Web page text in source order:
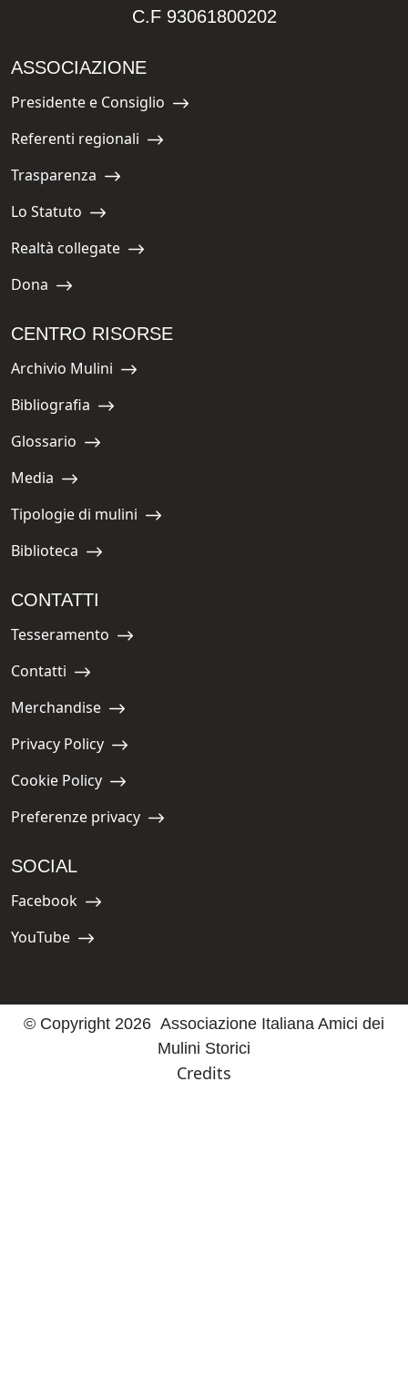
C.F 93061800202
ASSOCIAZIONE
Navigate to:
Presidente e Consiglio
Navigate to:
Referenti regionali
Navigate to:
Trasparenza
Navigate to:
Lo Statuto
Navigate to:
Realtà collegate
Navigate to:
Dona
CENTRO RISORSE
Navigate to:
Archivio Mulini
Navigate to:
Bibliografia
Navigate to:
Glossario
Navigate to:
Media
Navigate to:
Tipologie di mulini
Navigate to:
Biblioteca
CONTATTI
Navigate to:
Tesseramento
Navigate to:
Contatti
Navigate to:
Merchandise
Navigate to:
Privacy Policy
Navigate to:
Cookie Policy
Navigate to:
Preferenze privacy
SOCIAL
Navigate to:
Facebook
Navigate to:
YouTube
© Copyright 2026 Associazione Italiana Amici dei
Mulini Storici
Credits